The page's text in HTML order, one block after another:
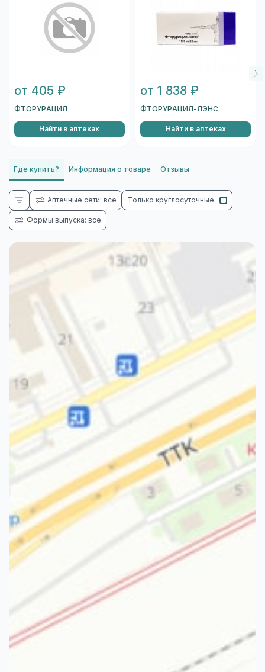
от 405 ₽
ФТОРУРАЦИЛ
Найти в аптеках
от 1 838 ₽
ФТОРУРАЦИЛ-ЛЭНС
Найти в аптеках
Где купить? Информация о товаре Отзывы
Аптечные сети: все Только круглосуточные
Формы выпуска: все